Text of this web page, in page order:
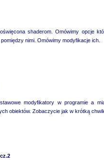
shaderom. Omówimy opcje
nimi. Omówimy modyfikacje ich.
modyfikatory w programie a
obiektów. Zobaczycie jak w krótką